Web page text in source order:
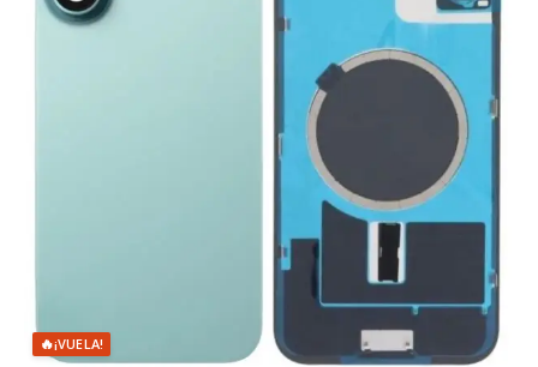
🔥¡VUELA!